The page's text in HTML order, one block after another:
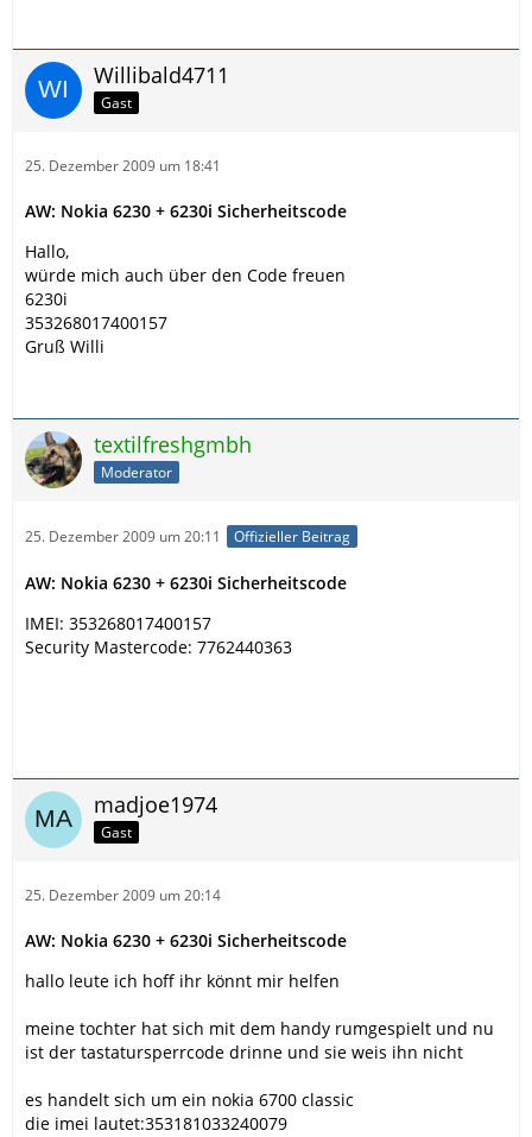
Willibald4711
Gast
25. Dezember 2009 um 18:41
AW: Nokia 6230 + 6230i Sicherheitscode
Hallo,
würde mich auch über den Code freuen
6230i
353268017400157
Gruß Willi
textilfreshgmbh
Moderator
25. Dezember 2009 um 20:11 Offizieller Beitrag
AW: Nokia 6230 + 6230i Sicherheitscode
IMEI: 353268017400157
Security Mastercode: 7762440363
madjoe1974
Gast
25. Dezember 2009 um 20:14
AW: Nokia 6230 + 6230i Sicherheitscode
hallo leute ich hoff ihr könnt mir helfen
meine tochter hat sich mit dem handy rumgespielt und nu
ist der tastatursperrcode drinne und sie weis ihn nicht
es handelt sich um ein nokia 6700 classic
die imei lautet:353181033240079